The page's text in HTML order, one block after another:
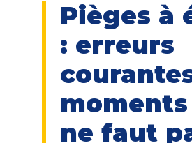
Pièges à
: erreurs
ne faut